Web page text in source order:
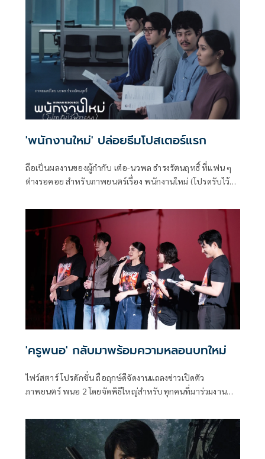
จากที่ พนอ ได้คืนพลังเทพสามตา ชีวิตของพนอก็เหมือนถูก
รีเซ็ตเริ่มความทรงจําใหม่กับการเรียนในรั้ววิทยาลัยครูอย่างที่
เธอใฝ่ฝัน โดยมี เปี๊ยก คอยเฝ้ามองและช่วยเหลือเธออยู่ห่างๆ
'พนักงานใหม่' ปล่อยธีมโปสเตอร์แรก
ถือเป็นผลงานของผู้กำกับ เต๋อ-นวพล ธำรงรัตนฤทธิ์ ที่แฟน ๆ
ต่างรอคอย สำหรับภาพยนตร์เรื่อง พนักงานใหม่ (โปรดรับไว้
อย่างเป็นทางการ โดย GDH ร่วมสร้างกับ One Cool Connect
และ JAI Studios เข้าฉาย 29 มกราคมนี้ ในโรงภาพยนตร์
'ครูพนอ' กลับมาพร้อมความหลอนบทใหม่
ไฟว์สตาร์ โปรดักชั่น ถือฤกษ์ดีจัดงานแถลงข่าวเปิดตัว
ภาพยนตร์ พนอ 2 โดยจัดพิธีใหญ่สำหรับทุกคนที่มาร่วมงาน
เปิดโภคทรัพย์ให้ทุกท่านได้รับเงินรับทองรับแต่สิ่งดีๆตลอดไป
โดยอาจารย์หนุ่ม หมอดูเทวดา แชมป์ศึกชิงจ้าวหมอดู
ประเทศไทย เป็นผู้ทำพิธีในครั้งนี้